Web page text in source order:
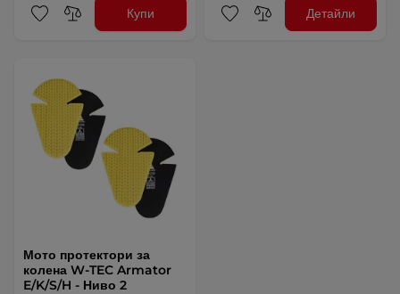
Купи Детайли
Мото протектори за
колена W-TEC Armator
E/K/S/H - Ниво 2